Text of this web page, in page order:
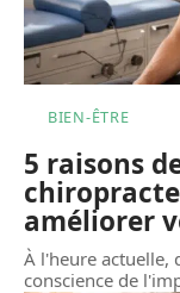
BIEN-ÊTRE
5 raisons
améliorer
À l'heure actuelle,
conscience de